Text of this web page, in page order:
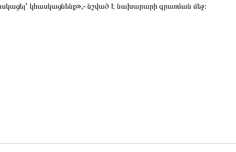
կհասկացնենք»,- նշված է նախարարի գրառման մեջ։